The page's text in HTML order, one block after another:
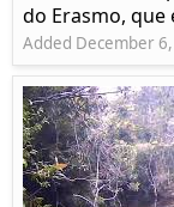
do Erasmo, que
Added December